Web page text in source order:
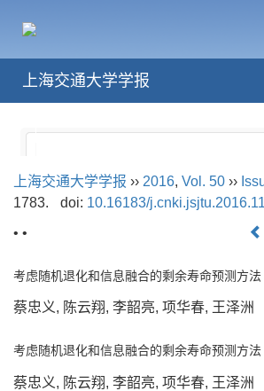
上海交通大学学报
上海交通大学学报 ›› 2016, Vol. 50 ››
1783.
doi: 10.16183/
• •
考虑随机退化和信息融合的剩余寿命预测方法
蔡忠义, 陈云翔, 李韶亮, 项华春, 王泽洲
考虑随机退化和信息融合的剩余寿命预测方法
蔡忠义, 陈云翔, 李韶亮, 项华春, 王泽洲